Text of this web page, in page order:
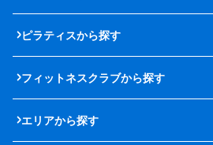
ピラティスから探す
フィットネスクラブから探す
エリアから探す